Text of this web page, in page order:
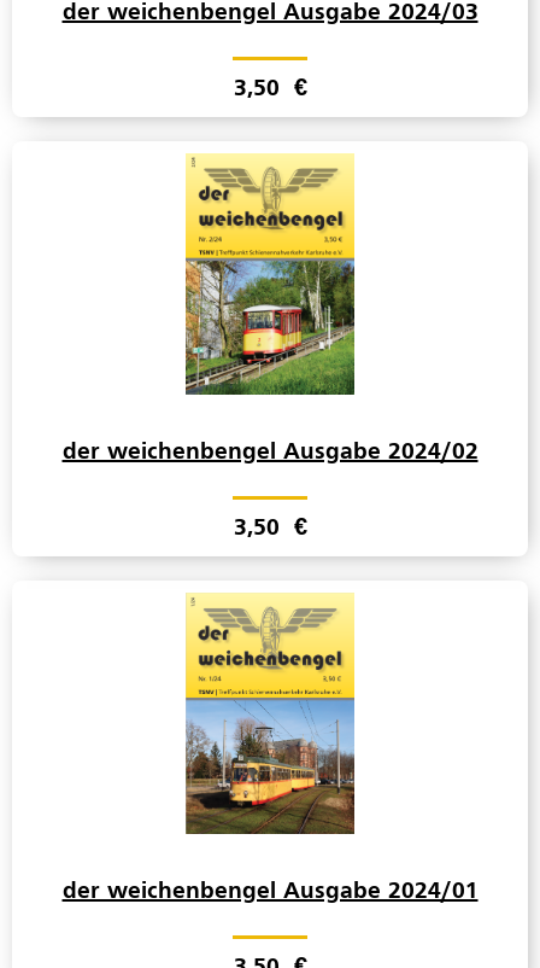
der weichenbengel Ausgabe 2024/03
3,50 €
der weichenbengel Ausgabe 2024/02
3,50 €
der weichenbengel Ausgabe 2024/01